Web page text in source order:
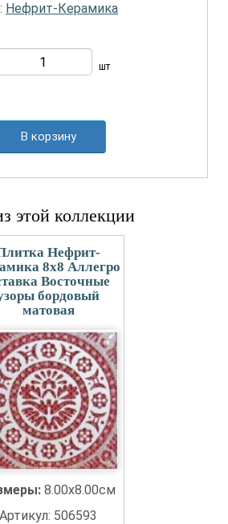
Нефрит-Керамика
шт
В корзину
этой коллекции
Нефрит-
8x8 Аллегро
Восточные
бордовый
матовая
8.00x8.00см
Артикул: 506593